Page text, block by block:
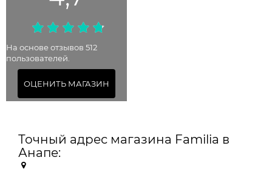
На основе отзывов 512
пользователей.
ОЦЕНИТЬ МАГАЗИН
Точный адрес магазина Familia в
Анапе: